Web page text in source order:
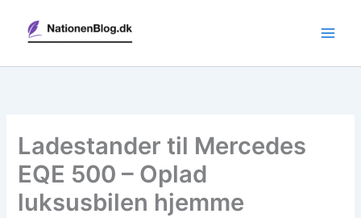
indholdet
Ladestander til Mercedes
EQE 500 – Oplad
luksusbilen hjemme